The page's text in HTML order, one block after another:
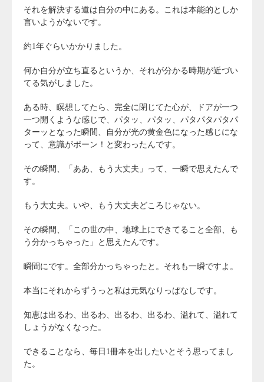
それを解決する道は自分の中にある。これは本能的としか
言いようがないです。
約1年ぐらいかかりました。
何か自分が立ち直るというか、それが分かる時期が近づい
てる気がしました。
ある時、瞑想してたら、完全に閉じてた心が、ドアが一つ
一つ開くような感じで、パタッ、パタッ、パタパタパタパ
ターッとなった瞬間、自分が光の黄金色になった感じにな
って、意識がポーン！と変わったんです。
その瞬間、「ああ、もう大丈夫」って、一瞬で思えたんで
す。
もう大丈夫。いや、もう大丈夫どころじゃない。
その瞬間、「この世の中、地球上にできてること全部、も
う分かっちゃった」と思えたんです。
瞬間にです。全部分かっちゃったと。それも一瞬ですよ。
本当にそれからずうっと私は元気なりっぱなしです。
知恵は出るわ、出るわ、出るわ、出るわ、溢れて、溢れて
しょうがなくなった。
できることなら、毎日1冊本を出したいとそう思ってまし
た。